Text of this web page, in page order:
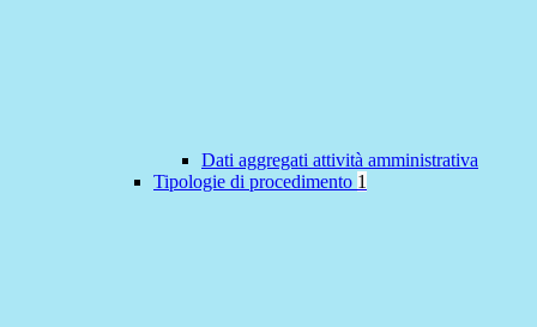
Dati aggregati attività amministrativa
Tipologie di procedimento 1